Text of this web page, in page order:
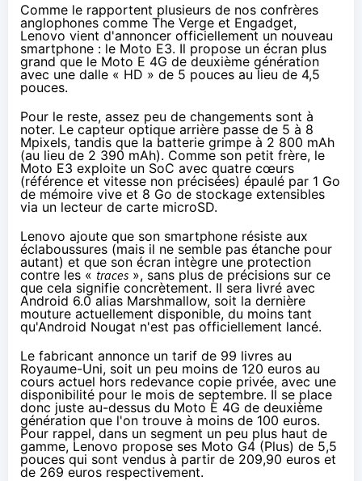
Comme le rapportent plusieurs de nos confrères
anglophones comme The Verge et Engadget,
Lenovo vient d'annoncer officiellement un nouveau
smartphone : le Moto E3. Il propose un écran plus
grand que le Moto E 4G de deuxième génération
avec une dalle « HD » de 5 pouces au lieu de 4,5
pouces.
Pour le reste, assez peu de changements sont à
noter. Le capteur optique arrière passe de 5 à 8
Mpixels, tandis que la batterie grimpe à 2 800 mAh
(au lieu de 2 390 mAh). Comme son petit frère, le
Moto E3 exploite un SoC avec quatre cœurs
(référence et vitesse non précisées) épaulé par 1 Go
de mémoire vive et 8 Go de stockage extensibles
via un lecteur de carte microSD.
Lenovo ajoute que son smartphone résiste aux
éclaboussures (mais il ne semble pas étanche pour
autant) et que son écran intègre une protection
contre les « traces », sans plus de précisions sur ce
que cela signifie concrètement. Il sera livré avec
Android 6.0 alias Marshmallow, soit la dernière
mouture actuellement disponible, du moins tant
qu'Android Nougat n'est pas officiellement lancé.
Le fabricant annonce un tarif de 99 livres au
Royaume-Uni, soit un peu moins de 120 euros au
cours actuel hors redevance copie privée, avec une
disponibilité pour le mois de septembre. Il se place
donc juste au-dessus du Moto E 4G de deuxième
génération que l'on trouve à moins de 100 euros.
Pour rappel, dans un segment un peu plus haut de
gamme, Lenovo propose ses Moto G4 (Plus) de 5,5
poucesqui sont vendus à partir de 209,90 euros et
de 269 euros respectivement.